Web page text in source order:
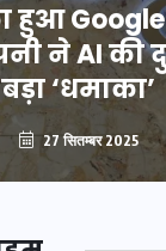
हुआ
ने AI की
‘धमाका’
27 सितम्बर 2025